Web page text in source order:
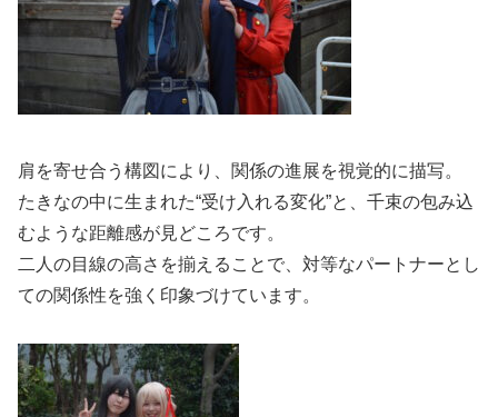
肩を寄せ合う構図により、関係の進展を視覚的に描写。
たきなの中に生まれた“受け入れる変化”と、千束の包み込
むような距離感が見どころです。
二人の目線の高さを揃えることで、対等なパートナーとし
ての関係性を強く印象づけています。